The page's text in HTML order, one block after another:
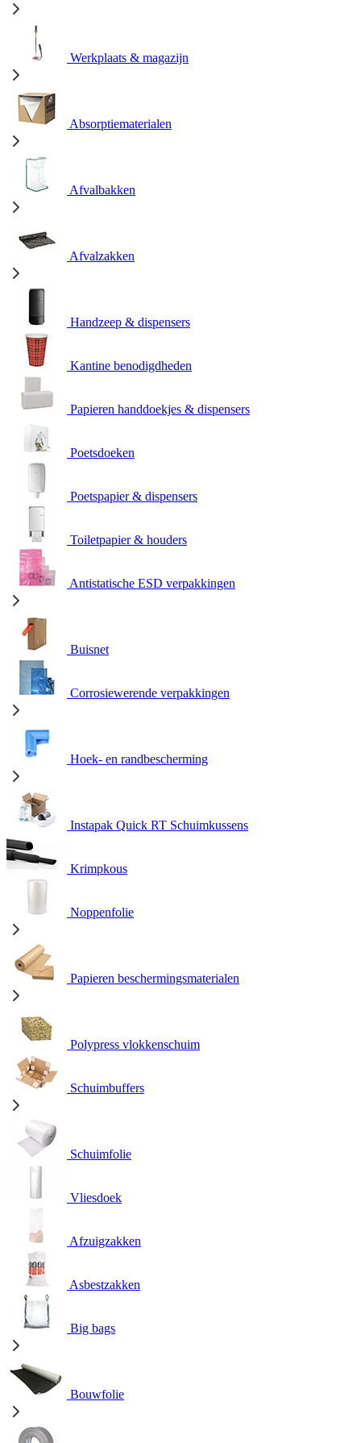
Werkplaats & magazijn
Absorptiematerialen
Afvalbakken
Afvalzakken
Handzeep & dispensers
Kantine benodigdheden
Papieren handdoekjes & dispensers
Poetsdoeken
Poetspapier & dispensers
Toiletpapier & houders
Antistatische ESD verpakkingen
Buisnet
Corrosiewerende verpakkingen
Hoek- en randbescherming
Instapak Quick RT Schuimkussens
Krimpkous
Noppenfolie
Papieren beschermingsmaterialen
Polypress vlokkenschuim
Schuimbuffers
Schuimfolie
Vliesdoek
Afzuigzakken
Asbestzakken
Big bags
Bouwfolie